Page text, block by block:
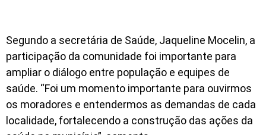
Segundo a secretária de Saúde, Jaqueline Mocelin, a
participação da comunidade foi importante para
ampliar o diálogo entre população e equipes de
saúde. “Foi um momento importante para ouvirmos
os moradores e entendermos as demandas de cada
localidade, fortalecendo a construção das ações da